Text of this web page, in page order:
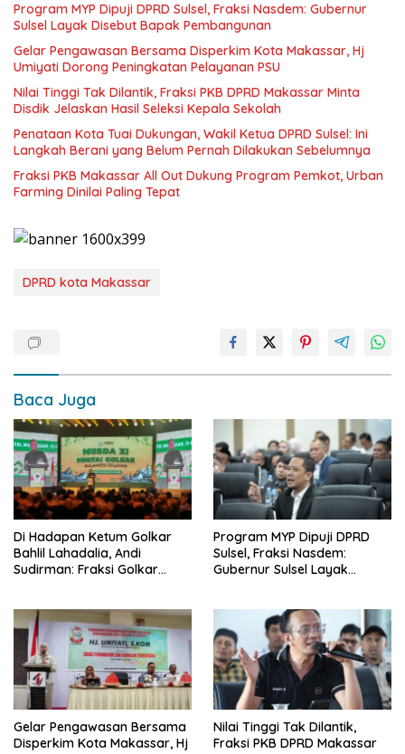
Program MYP Dipuji DPRD Sulsel, Fraksi Nasdem: Gubernur
Sulsel Layak Disebut Bapak Pembangunan
Gelar Pengawasan Bersama Disperkim Kota Makassar, Hj
Umiyati Dorong Peningkatan Pelayanan PSU
Nilai Tinggi Tak Dilantik, Fraksi PKB DPRD Makassar Minta
Disdik Jelaskan Hasil Seleksi Kepala Sekolah
Penataan Kota Tuai Dukungan, Wakil Ketua DPRD Sulsel: Ini
Langkah Berani yang Belum Pernah Dilakukan Sebelumnya
Fraksi PKB Makassar All Out Dukung Program Pemkot, Urban
Farming Dinilai Paling Tepat
DPRD kota Makassar
Baca Juga
Di Hadapan Ketum Golkar
Bahlil Lahadalia, Andi
Sudirman: Fraksi Golkar
Program MYP Dipuji DPRD
Sulsel, Fraksi Nasdem:
Gubernur Sulsel Layak
Gelar Pengawasan Bersama
Disperkim Kota Makassar, Hj
Nilai Tinggi Tak Dilantik,
Fraksi PKB DPRD Makassar